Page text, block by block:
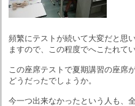
頻繁にテストが続いて大変だと思
ますので、この程度でへこたれて
この座席テストで夏期講習の座席
どうだったでしょうか。
今一つ出来なかったという人も、